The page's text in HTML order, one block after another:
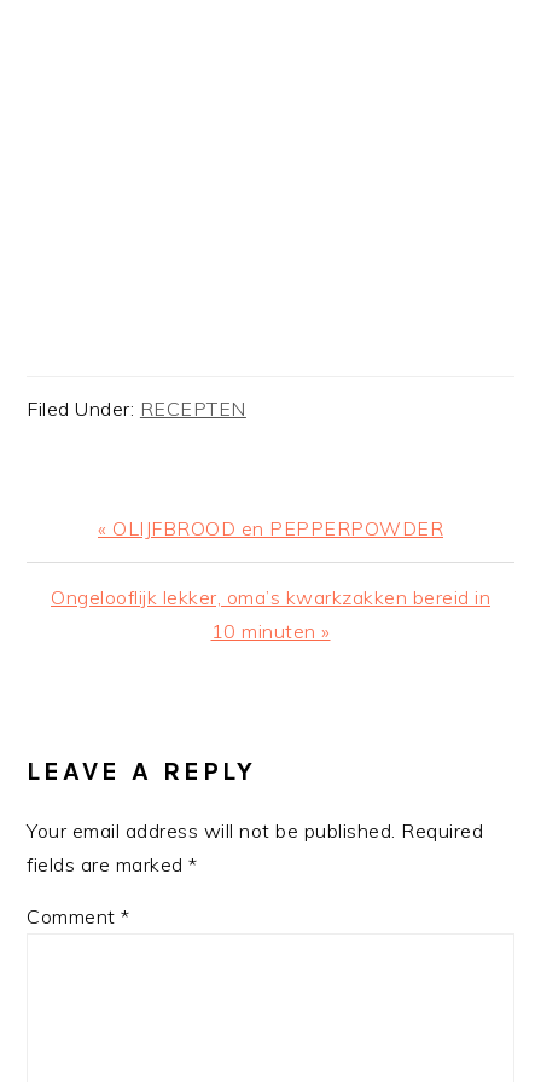
Filed Under: RECEPTEN
Previous
Post:
« OLIJFBROOD en PEPPERPOWDER
Next
Ongelooflijk lekker, oma’s kwarkzakken bereid in
10 minuten »
INTERACTIONS
LEAVE A REPLY
Your email address will not be published. Required
fields are marked*
Comment*